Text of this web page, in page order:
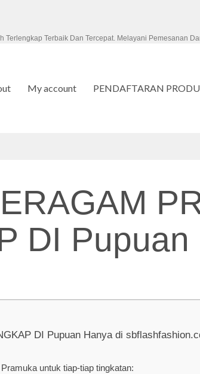
Terlengkap Terbaik Dan Tercepat. Melayani Pemesanan
My account PENDAFTARAN
DI Pupuan
DI Pupuan Hanya di
untuk tiap-tiap tingkatan: